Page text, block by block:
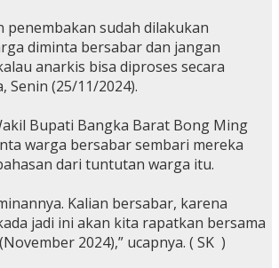
penembakan sudah dilakukan
diminta bersabar dan jangan
anarkis bisa diproses secara
Senin (25/11/2024).
Bupati Bangka Barat Bong Ming
warga bersabar sembari mereka
dari tuntutan warga itu.
Kalian bersabar, karena
jadi ini akan kita rapatkan bersama
2024),” ucapnya. ( SK )